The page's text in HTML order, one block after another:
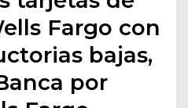
Fargo con
bajas,
por